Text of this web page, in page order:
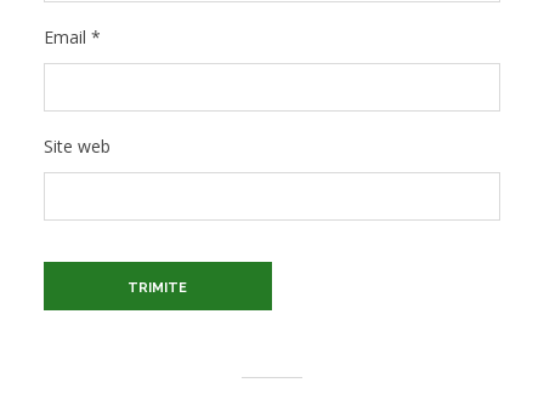
Email *
Site web